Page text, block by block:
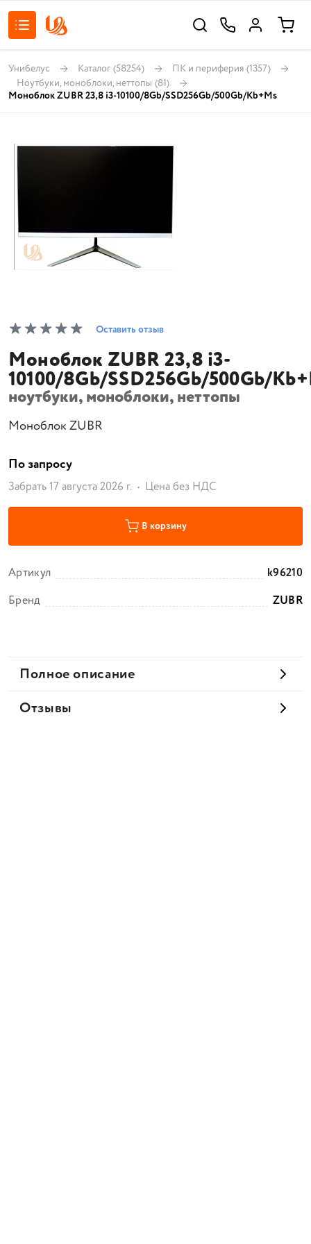
Унибелус Каталог (58254) ПК и периферия (1357)
Ноутбуки, моноблоки, неттопы (81)
Моноблок ZUBR 23,8 i3-10100/8Gb/SSD256Gb/500Gb/Kb+Ms
Оставить отзыв
Моноблок ZUBR 23,8 i3-
10100/8Gb/SSD256Gb/500Gb/
ноутбуки, моноблоки, неттопы
Моноблок ZUBR
По запросу
Забрать 17 августа 2026 г. Цена без НДС
В корзину
Артикул
k96210
Бренд
ZUBR
Полное описание
Отзывы